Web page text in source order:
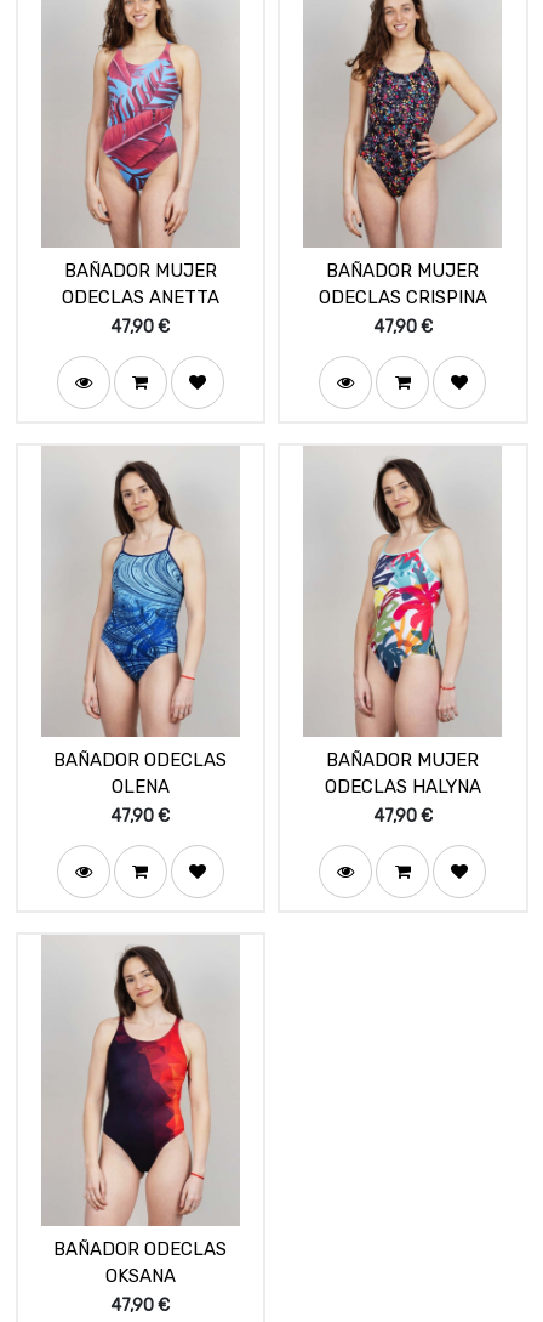
BAÑADOR MUJER
ODECLAS ANETTA
47,90€
BAÑADOR MUJER
ODECLAS CRISPINA
47,90€
BAÑADOR ODECLAS
OLENA
47,90€
BAÑADOR MUJER
ODECLAS HALYNA
47,90€
BAÑADOR ODECLAS
OKSANA
47,90€